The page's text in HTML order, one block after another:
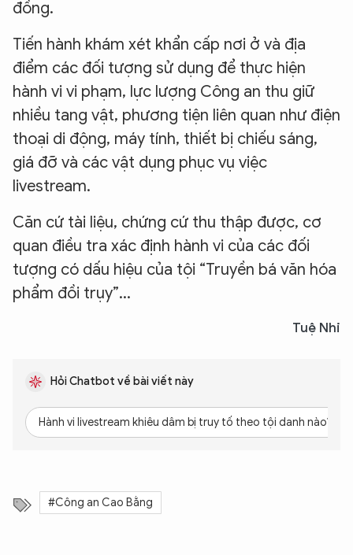
đồng.
Tiến hành khám xét khẩn cấp nơi ở và địa
điểm các đối tượng sử dụng để thực hiện
hành vi vi phạm, lực lượng Công an thu giữ
nhiều tang vật, phương tiện liên quan như điện
thoại di động, máy tính, thiết bị chiếu sáng,
giá đỡ và các vật dụng phục vụ việc
livestream.
Căn cứ tài liệu, chứng cứ thu thập được, cơ
quan điều tra xác định hành vi của các đối
tượng có dấu hiệu của tội “Truyền bá văn hóa
phẩm đồi trụy”...
Tuệ Nhi
Hỏi Chatbot về bài viết này
Hành vi livestream khiêu dâm bị truy tố theo tội danh nào?
#Công an Cao Bằng